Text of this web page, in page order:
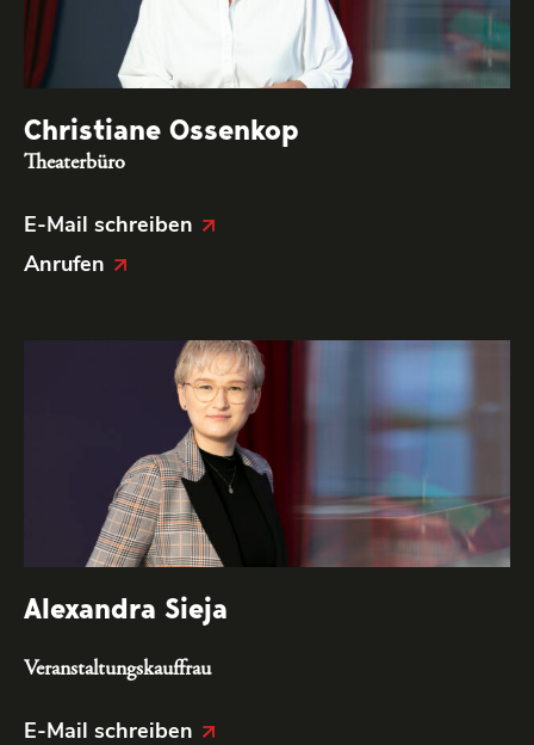
Christiane Ossenkop
Theaterbüro
E-Mail schreiben
Anrufen
Alexandra Sieja
Veranstaltungskauffrau
E-Mail schreiben